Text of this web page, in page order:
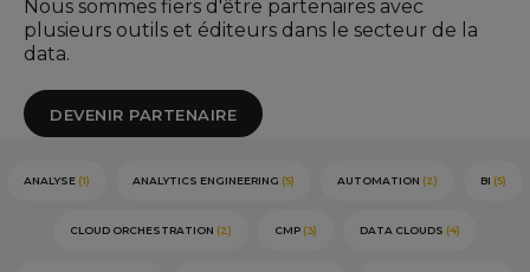
Nous sommes fiers d'être partenaires avec
plusieurs outils et éditeurs dans le secteur de la
data.
DEVENIR PARTENAIRE
ANALYSE (1) ANALYTICS ENGINEERING (5) AUTOMATION (2) BI (5)
CLOUD ORCHESTRATION (2) CMP (3) DATA CLOUDS (4)